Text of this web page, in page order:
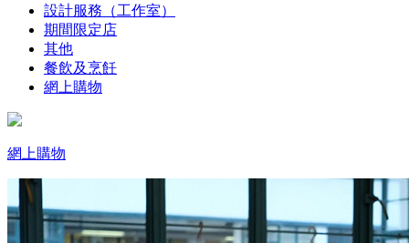
設計服務（工作室）
期間限定店
其他
餐飲及烹飪
網上購物
網上購物